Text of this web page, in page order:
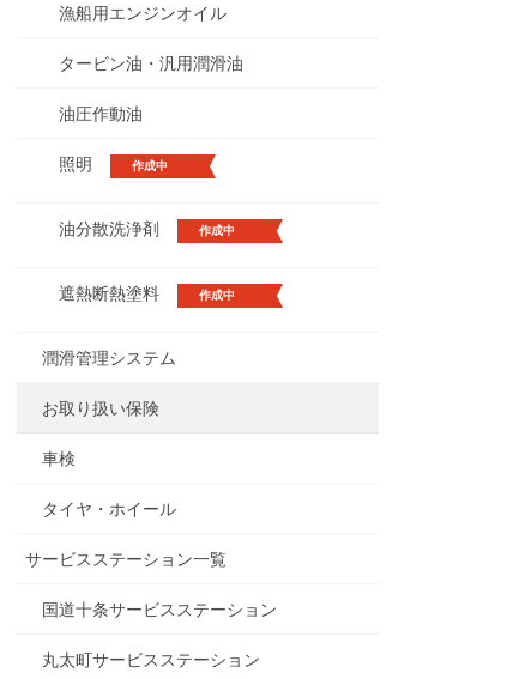
漁船用エンジンオイル
タービン油・汎用潤滑油
油圧作動油
照明 作成中
油分散洗浄剤 作成中
遮熱断熱塗料 作成中
潤滑管理システム
お取り扱い保険
車検
タイヤ・ホイール
サービスステーション一覧
国道十条サービスステーション
丸太町サービスステーション